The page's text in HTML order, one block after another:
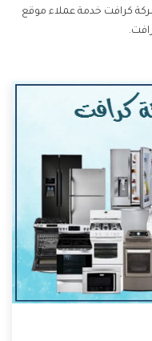
كرافت خدمة عملاء موقع